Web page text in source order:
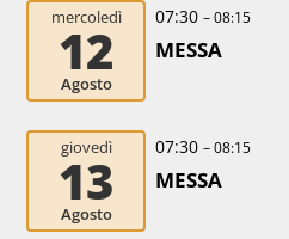
mercoledì
12
Agosto
07:30 – 08:15
MESSA
giovedì
13
Agosto
07:30 – 08:15
MESSA